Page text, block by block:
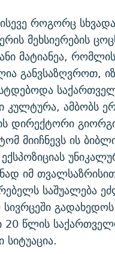
როგორც
მეხსიერების
მატიანეა,
განვსაზღვროთ,
კულტურა, ამბობს
დირექტორი
მიიჩნევს ის
იმ
საშუალება
20 წლის